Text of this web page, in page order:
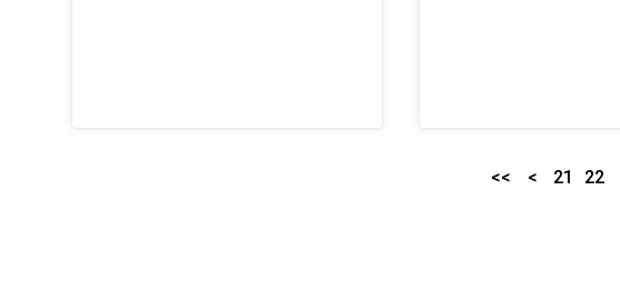
<< < 21 22